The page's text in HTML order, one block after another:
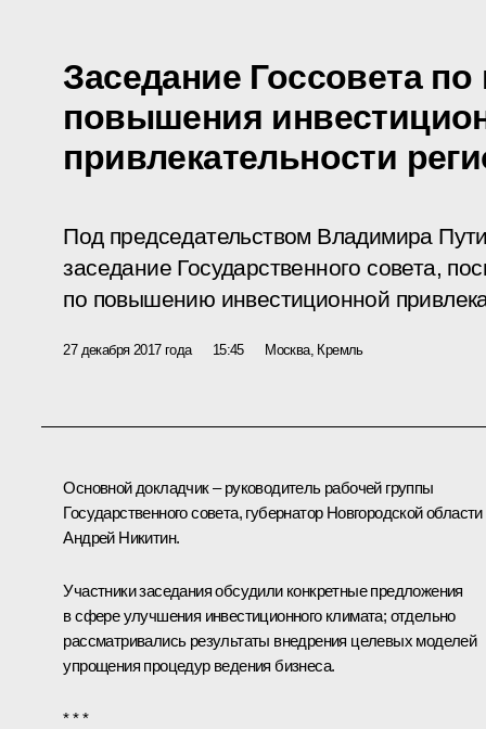
Заседание Госсовета
повышения
привлекательности
Под председательством Владимира
заседание Государственного совета,
по повышению инвестиционной
27 декабря 2017 года 15:45 Москва, Кремль
Основной докладчик – руководитель рабочей группы
Государственного совета, губернатор Новгородской области
Андрей Никитин.
Участники заседания обсудили конкретные предложения
в сфере улучшения инвестиционного климата; отдельно
рассматривались результаты внедрения целевых моделей
упрощения процедур ведения бизнеса.
* * *